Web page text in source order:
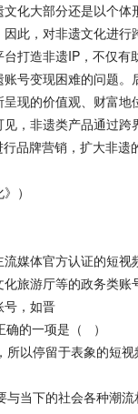
化大部分还是以个体
此，对非遗文化进行
打造非遗IP，不仅有
号变现困难的问题。
现的价值观、财富地
，非遗类产品通过跨
品牌营销，扩大非遗
）
体官方认证的短视
旅游厅等的政务类账
号，如晋
的一项是（ ）
以停留于表象的短视
当下的社会各种潮流